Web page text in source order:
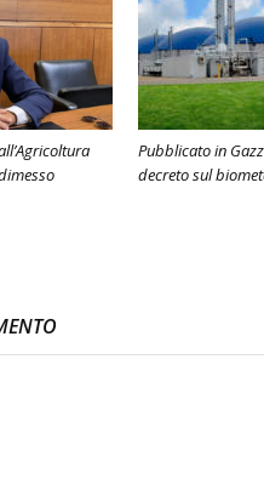
Pubblicato in
decreto sul